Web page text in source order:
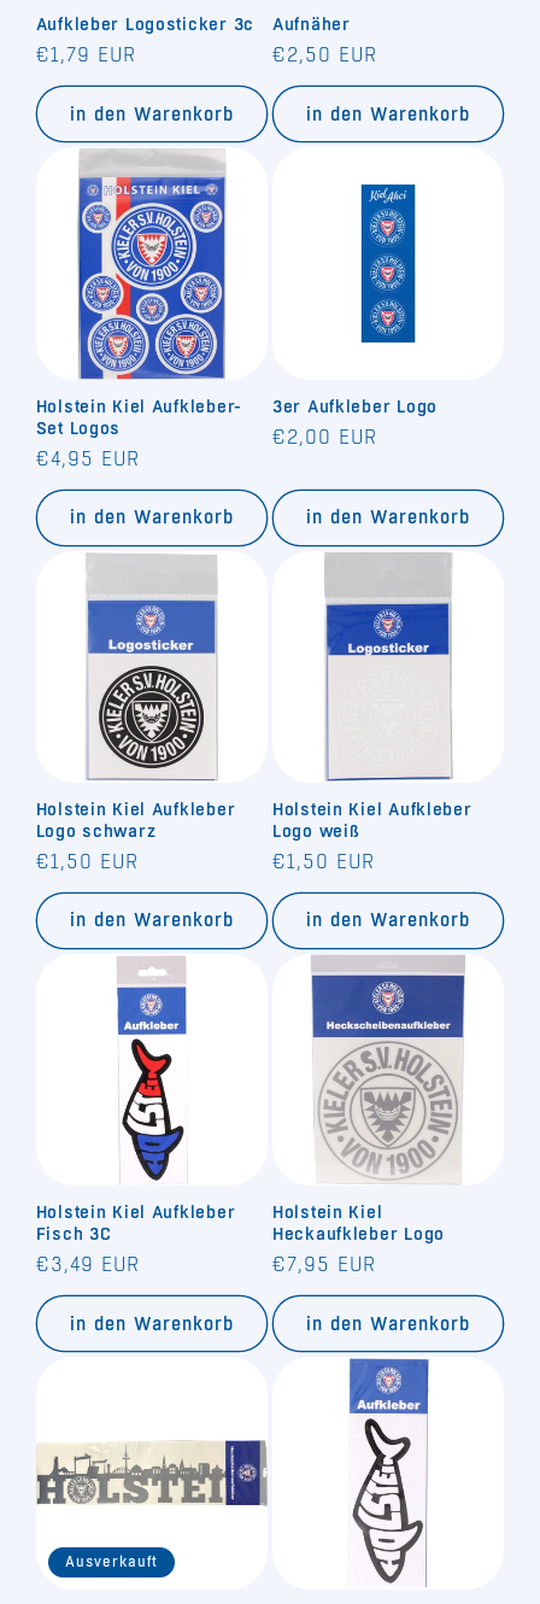
e
Aufkleber Logosticker 3c
Normaler
Preis
€1,79 EUR
in den Warenkorb
Aufnäher
Normaler
Preis
€2,50 EUR
in den Warenkorb
Holstein Kiel Aufkleber-
Set Logos
Normaler
Preis
€4,95 EUR
in den Warenkorb
3er Aufkleber Logo
Normaler
€2,00 EUR
in den Warenkorb
Holstein Kiel Aufkleber
Logo schwarz
Normaler
Preis
€1,50 EUR
in den Warenkorb
Holstein Kiel Aufkleber
Logo weiß
Normaler
Preis
€1,50 EUR
in den Warenkorb
Holstein Kiel Aufkleber
Fisch 3C
Normaler
Preis
€3,49 EUR
in den Warenkorb
Holstein Kiel
Heckaufkleber Logo
Normaler
Preis
€7,95 EUR
in den Warenkorb
Ausverkauft